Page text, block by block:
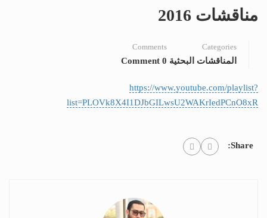
مناقشات 2016
Categories
المناقشات البحثية
Comments
0 Comment
https://www.youtube.com/playlist?
list=PLOVk8X4I1DJbGILwsU2WAKrIedPCnO8xR
Share: